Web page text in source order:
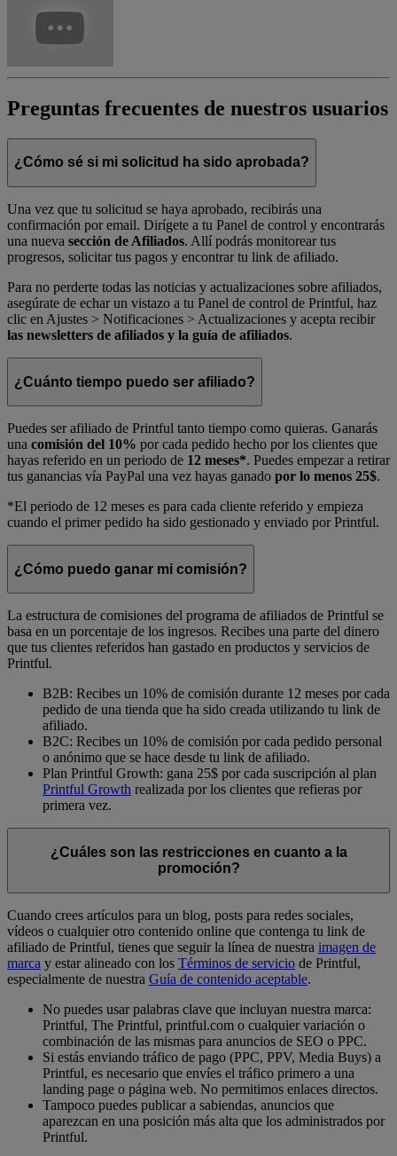
Preguntas frecuentes de nuestros usuarios
¿Cómo sé si mi solicitud ha sido aprobada?
Una vez que tu solicitud se haya aprobado, recibirás una
confirmación por email. Dirígete a tu Panel de control y encontrarás
una nueva sección de Afiliados. Allí podrás monitorear tus
progresos, solicitar tus pagos y encontrar tu link de afiliado.
Para no perderte todas las noticias y actualizaciones sobre afiliados,
asegúrate de echar un vistazo a tu Panel de control de Printful, haz
clic en Ajustes > Notificaciones > Actualizaciones y acepta recibir
las newsletters de afiliados y la guía de afiliados.
¿Cuánto tiempo puedo ser afiliado?
Puedes ser afiliado de Printful tanto tiempo como quieras. Ganarás
una comisión del 10% por cada pedido hecho por los clientes que
hayas referido en un periodo de 12 meses*. Puedes empezar a retirar
tus ganancias vía PayPal una vez hayas ganado por lo menos 25$.
*El periodo de 12 meses es para cada cliente referido y empieza
cuando el primer pedido ha sido gestionado y enviado por Printful.
¿Cómo puedo ganar mi comisión?
La estructura de comisiones del programa de afiliados de Printful se
basa en un porcentaje de los ingresos. Recibes una parte del dinero
que tus clientes referidos han gastado en productos y servicios de
Printful.
B2B: Recibes un 10% de comisión durante 12 meses por cada
pedido de una tienda que ha sido creada utilizando tu link de
afiliado.
B2C: Recibes un 10% de comisión por cada pedido personal
o anónimo que se hace desde tu link de afiliado.
Plan Printful Growth: gana 25$ por cada suscripción al plan
Printful Growth realizada por los clientes que refieras por
primera vez.
¿Cuáles son las restricciones en cuanto a la
promoción?
Cuando crees artículos para un blog, posts para redes sociales,
vídeos o cualquier otro contenido online que contenga tu link de
afiliado de Printful, tienes que seguir la línea de nuestra imagen de
marca y estar alineado con los Términos de servicio de Printful,
especialmente de nuestra Guía de contenido aceptable.
No puedes usar palabras clave que incluyan nuestra marca:
Printful, The Printful, printful.com o cualquier variación o
combinación de las mismas para anuncios de SEO o PPC.
Si estás enviando tráfico de pago (PPC, PPV, Media Buys) a
Printful, es necesario que envíes el tráfico primero a una
landing page o página web. No permitimos enlaces directos.
Tampoco puedes publicar a sabiendas, anuncios que
aparezcan en una posición más alta que los administrados por
Printful.